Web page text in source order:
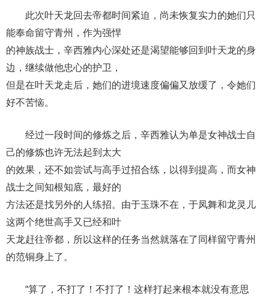
此次叶天龙回去帝都时间紧迫，尚未恢复实力的她们只
能奉命留守青州，作为强悍
的神族战士，辛西雅内心深处还是渴望能够回到叶天龙的身
边，继续做他忠心的护卫，
但是在叶天龙走后，她们的进境速度偏偏又放缓了，令她们
好不苦恼。
经过一段时间的修炼之后，辛西雅认为单是女神战士自
己的修炼也许无法起到太大
的效果，还不如尝试与高手过招合练，以得到提高，而女神
战士之间知根知底，最好的
方法还是找另外的人练招。由于玉珠不在，于凤舞和龙灵儿
这两个绝世高手又已经和叶
天龙赶往帝都，所以这样的任务当然就落在了同样留守青州
的范铜身上了。
“算了，不打了！不打了！这样打起来根本就没有意思